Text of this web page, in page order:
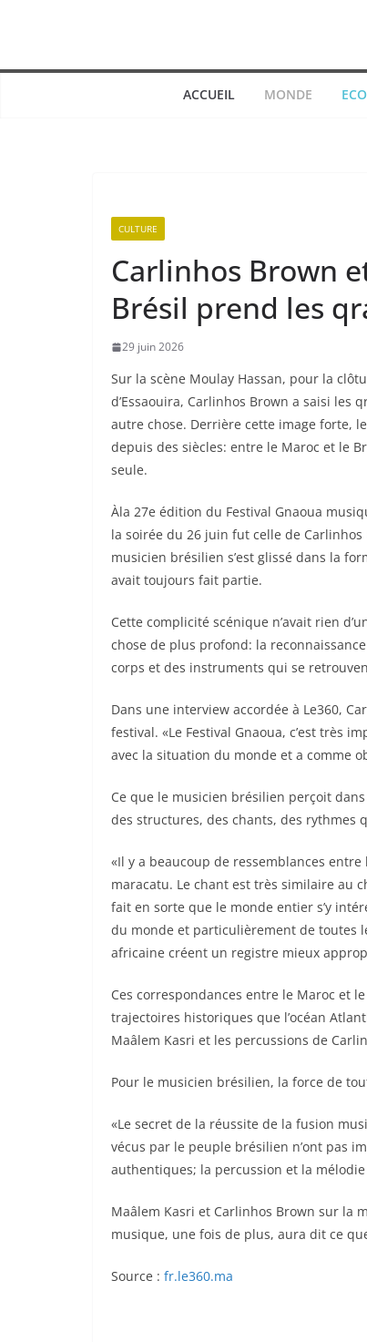
ACCUEIL MONDE
CULTURE
Carlinhos Brown
Brésil prend les
29 juin 2026
Sur la scène Moulay Hassan, pour la
d’Essaouira, Carlinhos Brown a saisi les
autre chose. Derrière cette image forte,
depuis des siècles: entre le Maroc et le
seule.
Àla 27e édition du Festival Gnaoua
la soirée du 26 juin fut celle de
musicien brésilien s’est glissé dans la
avait toujours fait partie.
Cette complicité scénique n’avait rien
chose de plus profond: la
corps et des instruments qui se
Dans une interview accordée à Le360,
festival. «Le Festival Gnaoua, c’est très
avec la situation du monde et a comme
Ce que le musicien brésilien perçoit
des structures, des chants, des
«Il y a beaucoup de ressemblances entre
maracatu. Le chant est très similaire au
fait en sorte que le monde entier s’y
du monde et particulièrement de toutes
africaine créent un registre mieux
Ces correspondances entre le Maroc et
trajectoires historiques que l’océan
Maâlem Kasri et les percussions de
Pour le musicien brésilien, la force de
«Le secret de la réussite de la fusion
vécus par le peuple brésilien n’ont pas
authentiques; la percussion et la
Maâlem Kasri et Carlinhos Brown sur la
musique, une fois de plus, aura dit ce
Source : fr.le360.ma